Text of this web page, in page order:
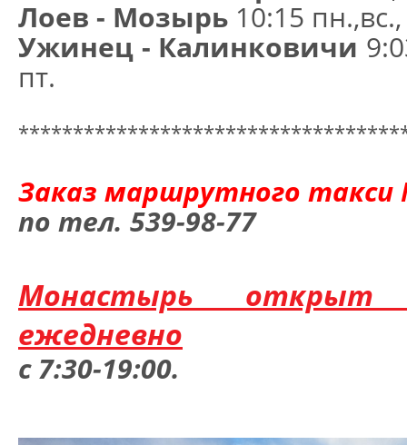
Лоев - Мозырь 10:15
Ужинец - Калинковичи
пт.
Заказ маршрутного такси
по тел. 539-98-77
Монастырь открыт
ежедневно
с 7:30-19:00.